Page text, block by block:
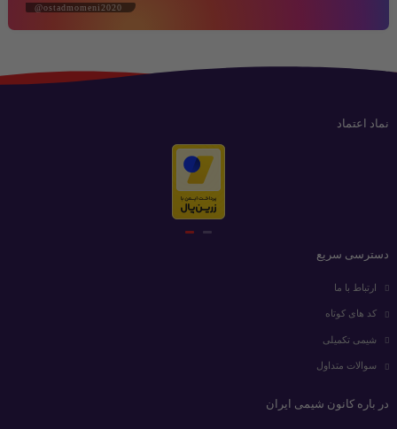
@ostadmomeni2020
نماد اعتماد
دسترسی سریع
ارتباط با ما
کد های کوتاه
شیمی تکمیلی
سوالات متداول
در باره کانون شیمی ایران